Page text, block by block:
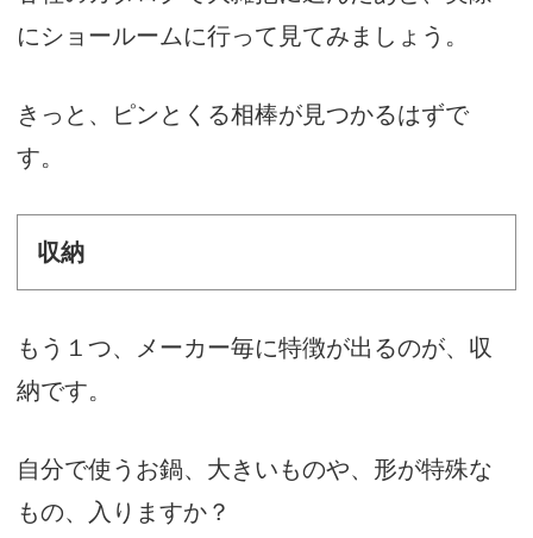
にショールームに行って見てみましょう。
きっと、ピンとくる相棒が見つかるはずで
す。
収納
もう１つ、メーカー毎に特徴が出るのが、収
納です。
自分で使うお鍋、大きいものや、形が特殊な
もの、入りますか？